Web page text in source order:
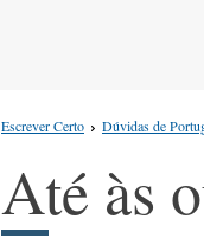
Escrever Certo Dúvidas de
Até às